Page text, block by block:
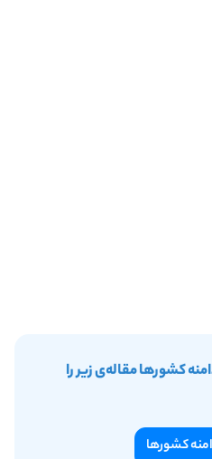
کشورها مقاله‌ی زیر را
کشور‌ها